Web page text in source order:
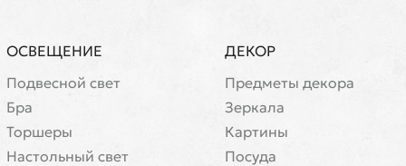
ОСВЕЩЕНИЕ
Подвесной свет
Бра
Торшеры
Настольный свет
ДЕКОР
Предметы декора
Зеркала
Картины
Посуда